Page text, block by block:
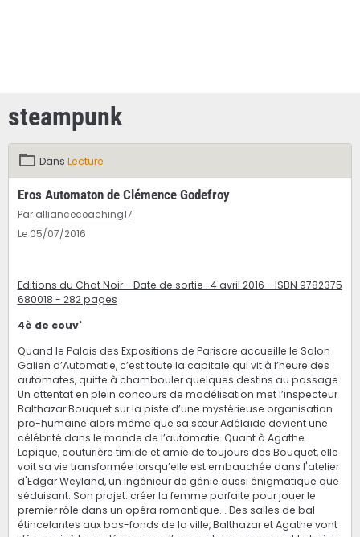
steampunk
Dans Lecture
Eros Automaton de Clémence Godefroy
Par alliancecoaching17
Le 05/07/2016
Editions du Chat Noir - Date de sortie : 4 avril 2016 - ISBN 9782375
680018 - 282 pages
4è de couv'
Quand le Palais des Expositions de Parisore accueille le Salon
Galien d’Automatie, c’est toute la capitale qui vit à l’heure des
automates, quitte à chambouler quelques destins au passage.
Un attentat en plein concours de modélisation met l’inspecteur
Balthazar Bouquet sur la piste d’une mystérieuse organisation
pro-humaine alors même que sa sœur Adélaïde devient une
célébrité dans le monde de l’automatie. Quant à Agathe
Lepique, couturière timide et amie de toujours des Bouquet, elle
voit sa vie transformée lorsqu’elle est embauchée dans l'atelier
d'Edgar Weyland, un ingénieur de génie aussi énigmatique que
séduisant. Son projet: créer la femme parfaite pour jouer le
premier rôle dans un opéra romantique... Des salles de bal
étincelantes aux bas-fonds de la ville, Balthazar et Agathe vont